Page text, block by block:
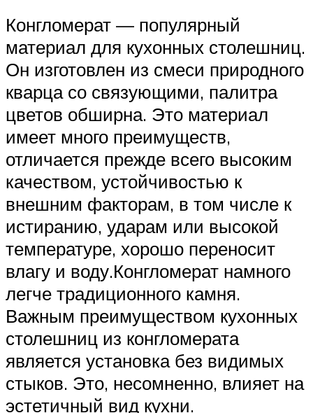
Конгломерат — популярный
материал для кухонных столешниц.
Он изготовлен из смеси природного
кварца со связующими, палитра
цветов обширна. Это материал
имеет много преимуществ,
отличается прежде всего высоким
качеством, устойчивостью к
внешним факторам, в том числе к
истиранию, ударам или высокой
температуре, хорошо переносит
влагу и воду.Конгломерат намного
легче традиционного камня.
Важным преимуществом кухонных
столешниц из конгломерата
является установка без видимых
стыков. Это, несомненно, влияет на
эстетичный вид кухни.